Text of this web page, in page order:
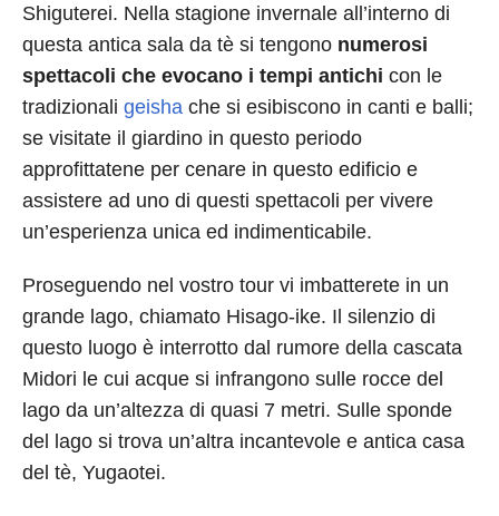
Shiguterei. Nella stagione invernale all’interno di
questa antica sala da tè si tengono numerosi
spettacoli che evocano i tempi antichi con le
tradizionali geisha che si esibiscono in canti e balli;
se visitate il giardino in questo periodo
approfittatene per cenare in questo edificio e
assistere ad uno di questi spettacoli per vivere
un’esperienza unica ed indimenticabile.
Proseguendo nel vostro tour vi imbatterete in un
grande lago, chiamato Hisago-ike. Il silenzio di
questo luogo è interrotto dal rumore della cascata
Midori le cui acque si infrangono sulle rocce del
lago da un’altezza di quasi 7 metri. Sulle sponde
del lago si trova un’altra incantevole e antica casa
del tè, Yugaotei.